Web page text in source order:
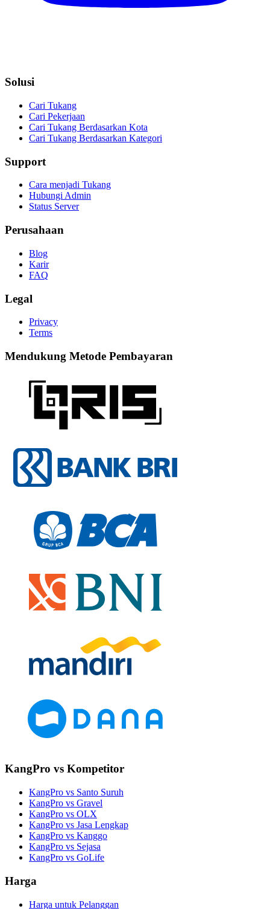
Solusi
Cari Tukang
Cari Pekerjaan
Cari Tukang Berdasarkan Kota
Cari Tukang Berdasarkan Kategori
Support
Cara menjadi Tukang
Hubungi Admin
Status Server
Perusahaan
Blog
Karir
FAQ
Legal
Privacy
Terms
Mendukung Metode Pembayaran
KangPro vs Kompetitor
KangPro vs Santo Suruh
KangPro vs Gravel
KangPro vs OLX
KangPro vs Jasa Lengkap
KangPro vs Kanggo
KangPro vs Sejasa
KangPro vs GoLife
Harga
Harga untuk Pelanggan